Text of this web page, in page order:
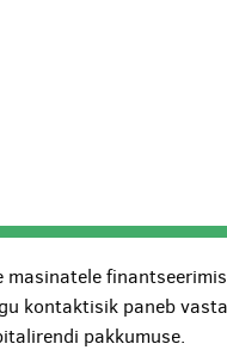
masinatele
kontaktisik paneb
pakkumuse.